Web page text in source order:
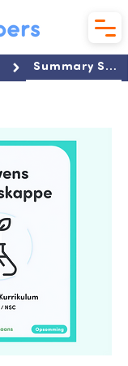
Summary Set